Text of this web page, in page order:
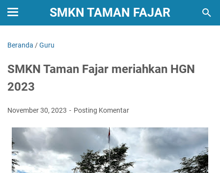
SMKN TAMAN FAJAR
Beranda /Guru
SMKN Taman Fajar meriahkan HGN
2023
November 30, 2023 Posting Komentar